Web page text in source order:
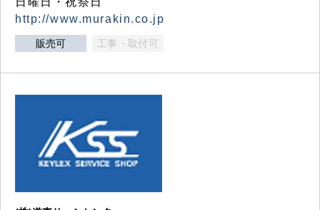
http://www.murakin.co.jp
販売可 工事・取付可